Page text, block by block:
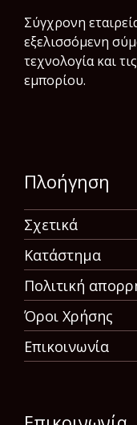
Σύγχρονη
εξελισσόμενη
τεχνολογία και
εμπορίου.
Πλοήγηση
Σχετικά
Κατάστημα
Πολιτική
Όροι Χρήσης
Επικοινωνία